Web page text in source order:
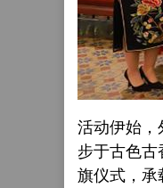
活动伊始，
步于古色
旗仪式，